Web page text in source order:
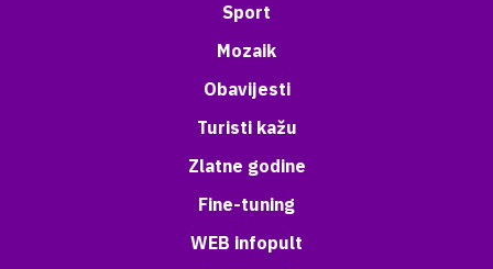
Sport
Mozaik
Obavijesti
Turisti kažu
Zlatne godine
Fine-tuning
WEB infopult